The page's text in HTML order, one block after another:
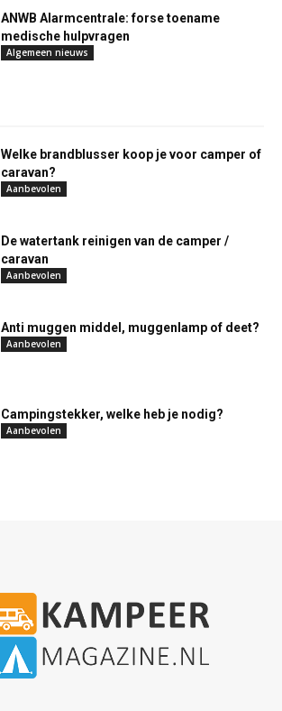
ANWB Alarmcentrale: forse toename
medische hulpvragen
Algemeen nieuws
Welke brandblusser koop je voor camper of
caravan?
Aanbevolen
De watertank reinigen van de camper /
caravan
Aanbevolen
Anti muggen middel, muggenlamp of deet?
Aanbevolen
Campingstekker, welke heb je nodig?
Aanbevolen